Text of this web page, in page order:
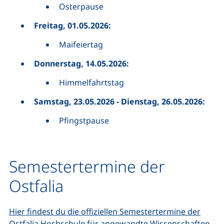
Osterpause
Freitag, 01.05.2026:
Maifeiertag
Donnerstag, 14.05.2026:
Himmelfahrtstag
Samstag, 23.05.2026 - Dienstag, 26.05.2026:
Pfingstpause
Semestertermine der
Ostfalia
Hier findest du die offiziellen Semestertermine der